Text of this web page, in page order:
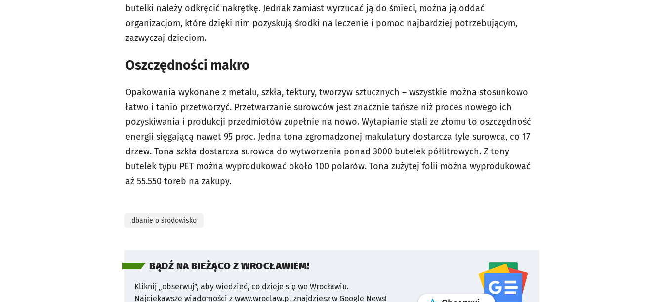
butelki należy odkręcić nakrętkę. Jednak zamiast wyrzucać ją do śmieci, można ją oddać
organizacjom, które dzięki nim pozyskują środki na leczenie i pomoc najbardziej potrzebującym,
zazwyczaj dzieciom.
Oszczędności makro
Opakowania wykonane z metalu, szkła, tektury, tworzyw sztucznych – wszystkie można stosunkowo
łatwo i tanio przetworzyć. Przetwarzanie surowców jest znacznie tańsze niż proces nowego ich
pozyskiwania i produkcji przedmiotów zupełnie na nowo. Wytapianie stali ze złomu to oszczędność
energii sięgającą nawet 95 proc. Jedna tona zgromadzonej makulatury dostarcza tyle surowca, co 17
drzew. Tona szkła dostarcza surowca do wytworzenia ponad 3000 butelek półlitrowych. Z tony
butelek typu PET można wyprodukować około 100 polarów. Tona zużytej folii można wyprodukować
aż 55.550 toreb na zakupy.
dbanie o środowisko
BĄDŹ NA BIEŻĄCO Z WROCŁAWIEM!
Kliknij „obserwuj”, aby wiedzieć, co dzieje się we Wrocławiu.
Najciekawsze wiadomości z www.wroclaw.pl znajdziesz w Google News!